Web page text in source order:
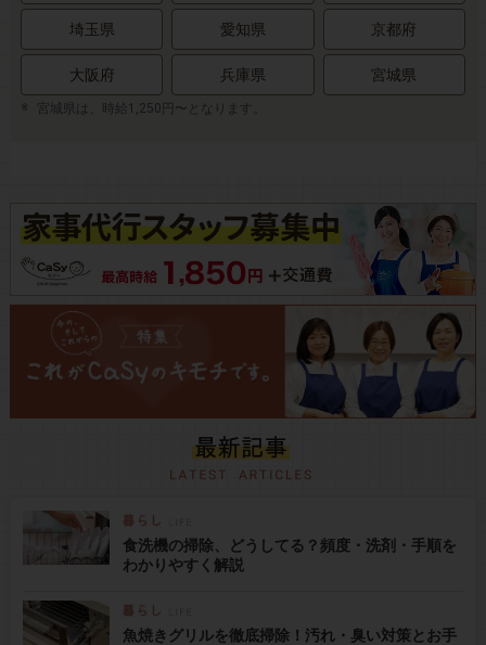
埼玉県 愛知県 京都府
大阪府 兵庫県 宮城県
宮城県は、時給1,250円〜となります。
食洗機の掃除、どうしてる？頻度・洗剤・手順を
わかりやすく解説
魚焼きグリルを徹底掃除！汚れ・臭い対策とお手